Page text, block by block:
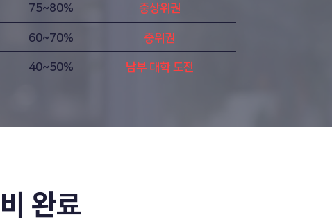
75~80% 중상위권
60~70% 중위권
40~50% 남부 대학 도전
완료